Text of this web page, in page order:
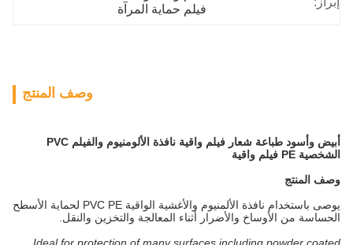
فيلم حماية المرآة
وصف المنتج
أبيض وأسود طباعة شعار فيلم واقية نافذة الألومنيوم والفيلم PVC
الشخصية PE فيلم واقية
وصف المنتج
يوصى باستخدام نافذة الألمنيوم والأغشية الواقية PVC PE لحماية الأسطح
الحساسة من الأوساخ والأضرار أثناء المعالجة والتخزين والنقل.